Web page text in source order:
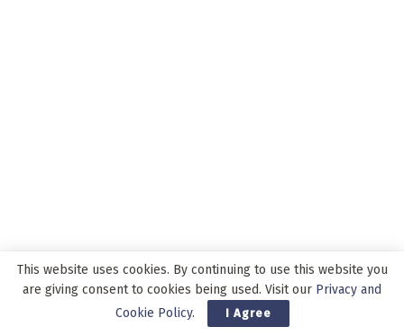
This website uses cookies. By continuing to use this website you
are giving consent to cookies being used. Visit our Privacy and
Cookie Policy. I Agree